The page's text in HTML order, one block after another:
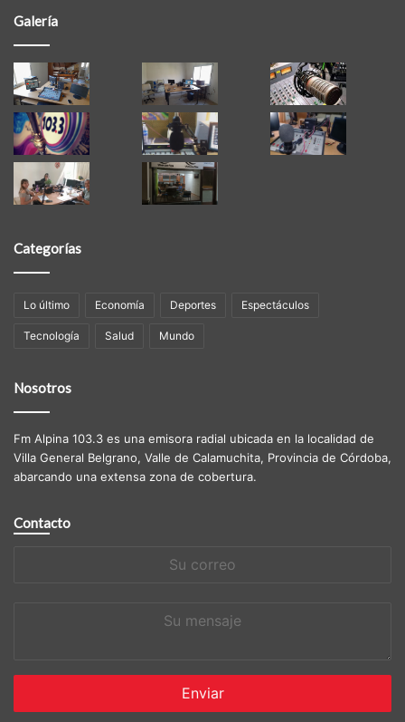
Galería
Categorías
Lo último Economía Deportes Espectáculos
Tecnología Salud Mundo
Nosotros
Fm Alpina 103.3 es una emisora radial ubicada en la localidad de
Villa General Belgrano, Valle de Calamuchita, Provincia de Córdoba,
abarcando una extensa zona de cobertura.
Contacto